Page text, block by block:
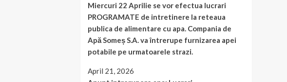
Miercuri 22 Aprilie se vor efectua lucrari
PROGRAMATE de intretinere la reteaua
publica de alimentare cu apa. Compania de
Apă Someș S.A. va întrerupe furnizarea apei
potabile pe urmatoarele strazi.
April 21, 2026